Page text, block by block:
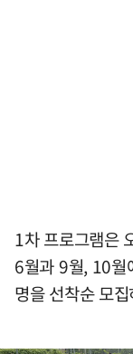
1차 프로그램은
6월과 9월, 10월
명을 선착순 모